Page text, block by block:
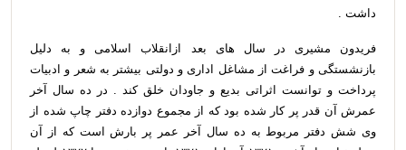
داشت .
فریدون مشیری در سال های بعد ازانقلاب اسلامی و به دلیل
بازنشستگی و فراغت از مشاغل اداری و دولتی بیشتر به شعر و ادبیات
پرداخت و توانست اثراتی بدیع و جاودان خلق کند . در ده سال آخر
عمرش آن قدر پر کار شده بود که از مجموع دوازده دفتر چاپ شده از
وی شش دفتر مربوط به ده سال آخر عمر پر بارش است که از آن